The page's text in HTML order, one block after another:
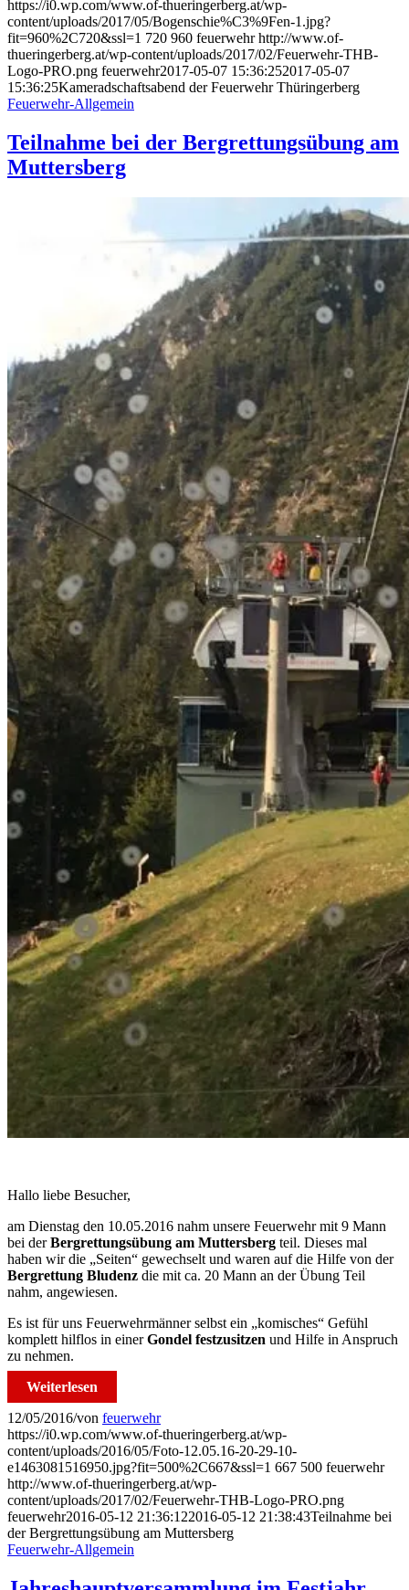
https://i0.wp.com/www.of-thueringerberg.at/wp-
content/uploads/2017/05/Bogenschie%C3%9Fen-1.jpg?
fit=960%2C720&ssl=1 720 960 feuerwehr http://www.of-
thueringerberg.at/wp-content/uploads/2017/02/Feuerwehr-THB-
Logo-PRO.png feuerwehr2017-05-07 15:36:252017-05-07
15:36:25Kameradschaftsabend der Feuerwehr Thüringerberg
Feuerwehr-Allgemein
Teilnahme bei der Bergrettungsübung am
Muttersberg
Hallo liebe Besucher,
am Dienstag den 10.05.2016 nahm unsere Feuerwehr mit 9 Mann
bei derBergrettungsübung am Muttersberg teil. Dieses mal
haben wir die „Seiten“ gewechselt und waren auf die Hilfe von der
Bergrettung Bludenz die mit ca. 20 Mann an der Übung Teil
nahm, angewiesen.
Es ist für uns Feuerwehrmänner selbst ein „komisches“ Gefühl
komplett hilflos in einerGondel festzusitzen und Hilfe in Anspruch
zu nehmen.
Weiterlesen
12/05/2016/von feuerwehr
https://i0.wp.com/www.of-thueringerberg.at/wp-
content/uploads/2016/05/Foto-12.05.16-20-29-10-
e1463081516950.jpg?fit=500%2C667&ssl=1 667 500 feuerwehr
http://www.of-thueringerberg.at/wp-
content/uploads/2017/02/Feuerwehr-THB-Logo-PRO.png
feuerwehr2016-05-12 21:36:122016-05-12 21:38:43Teilnahme bei
der Bergrettungsübung am Muttersberg
Feuerwehr-Allgemein